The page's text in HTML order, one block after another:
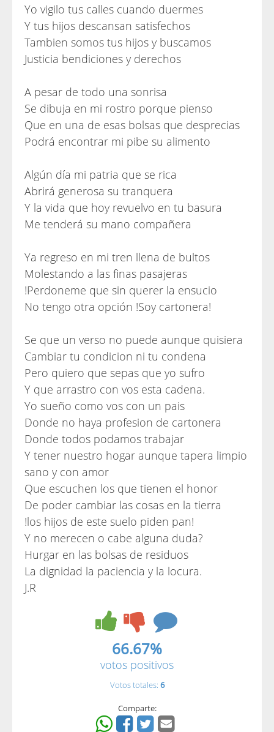
Yo vigilo tus calles cuando duermes
Y tus hijos descansan satisfechos
Tambien somos tus hijos y buscamos
Justicia bendiciones y derechos
A pesar de todo una sonrisa
Se dibuja en mi rostro porque pienso
Que en una de esas bolsas que desprecias
Podrá encontrar mi pibe su alimento
Algún día mi patria que se rica
Abrirá generosa su tranquera
Y la vida que hoy revuelvo en tu basura
Me tenderá su mano compañera
Ya regreso en mi tren llena de bultos
Molestando a las finas pasajeras
!Perdoneme que sin querer la ensucio
No tengo otra opción !Soy cartonera!
Se que un verso no puede aunque quisiera
Cambiar tu condicion ni tu condena
Pero quiero que sepas que yo sufro
Y que arrastro con vos esta cadena.
Yo sueño como vos con un pais
Donde no haya profesion de cartonera
Donde todos podamos trabajar
Y tener nuestro hogar aunque tapera limpio
sano y con amor
Que escuchen los que tienen el honor
De poder cambiar las cosas en la tierra
!los hijos de este suelo piden pan!
Y no merecen o cabe alguna duda?
Hurgar en las bolsas de residuos
La dignidad la paciencia y la locura.
J.R
66.67%
votos positivos
Votos totales: 6
Comparte: